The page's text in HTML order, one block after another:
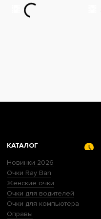
КАТАЛОГ
Новинки 2026
Очки Ray Ban
Женские очки
Очки для водителей
Очки для компьютера
Оправы